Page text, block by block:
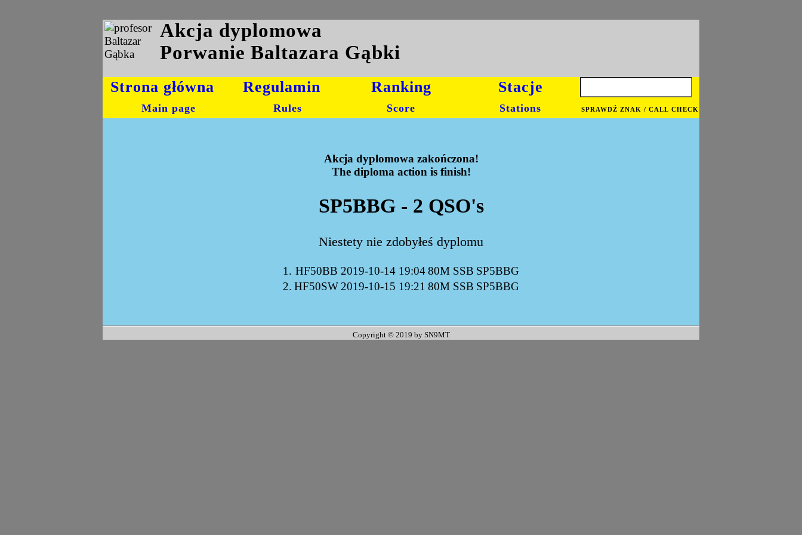
Akcja dyplomowa
Porwanie Baltazara Gąbki
Strona główna
Main page
Regulamin
Rules
Ranking
Score
Stacje
Stations SPRAWDŹ ZNAK / CALL CHECK
Akcja dyplomowa zakończona!
The diploma action is finish!
SP5BBG - 2 QSO's
Niestety nie zdobyłeś dyplomu
1. HF50BB 2019-10-14 19:0480M SSB SP5BBG
2. HF50SW2019-10-15 19:21 80M SSB SP5BBG
Copyright © 2019 by SN9MT